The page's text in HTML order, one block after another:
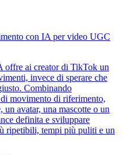
con IA per video UGC
offre ai creator di TikTok un
invece di sperare che
Combinando
movimento di riferimento,
avatar, una mascotte o un
definita e sviluppare
ripetibili, tempi più puliti e un